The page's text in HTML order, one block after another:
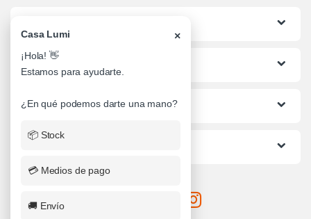
Informacion al Cliente
Casa Lumi ×
¡Hola! 👋
Estamos para ayudarte.
¿En qué podemos darte una mano?
📦 Stock
💳 Medios de pago
🚚 Envío